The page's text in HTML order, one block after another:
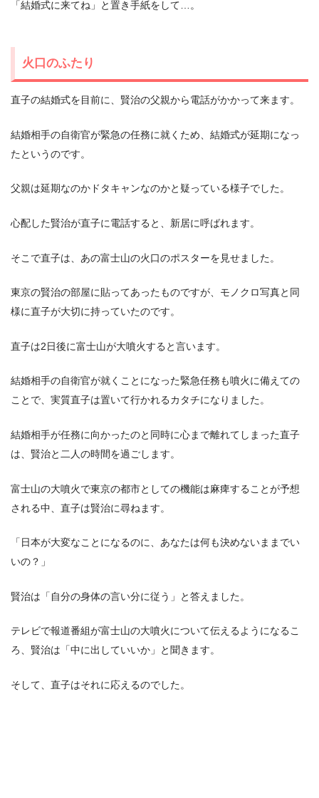
「結婚式に来てね」と置き手紙をして…。
火口のふたり
直子の結婚式を目前に、賢治の父親から電話がかかって来ます。
結婚相手の自衛官が緊急の任務に就くため、結婚式が延期になっ
たというのです。
父親は延期なのかドタキャンなのかと疑っている様子でした。
心配した賢治が直子に電話すると、新居に呼ばれます。
そこで直子は、あの富士山の火口のポスターを見せました。
東京の賢治の部屋に貼ってあったものですが、モノクロ写真と同
様に直子が大切に持っていたのです。
直子は2日後に富士山が大噴火すると言います。
結婚相手の自衛官が就くことになった緊急任務も噴火に備えての
ことで、実質直子は置いて行かれるカタチになりました。
結婚相手が任務に向かったのと同時に心まで離れてしまった直子
は、賢治と二人の時間を過ごします。
富士山の大噴火で東京の都市としての機能は麻痺することが予想
される中、直子は賢治に尋ねます。
「日本が大変なことになるのに、あなたは何も決めないままでい
いの？」
賢治は「自分の身体の言い分に従う」と答えました。
テレビで報道番組が富士山の大噴火について伝えるようになるこ
ろ、賢治は「中に出していいか」と聞きます。
そして、直子はそれに応えるのでした。